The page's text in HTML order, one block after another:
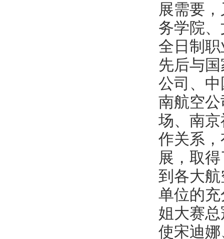
展需要
务学院
全日制
先后与
公司、
南航空
场、南
作关系
展，取
到各大
单位的
姐大赛
使宋迪